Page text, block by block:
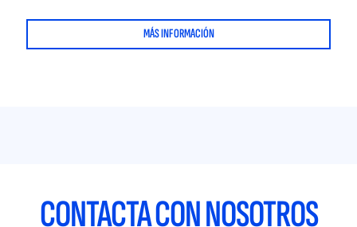
MÁS INFORMACIÓN
CONTACTA CON NOSOTROS